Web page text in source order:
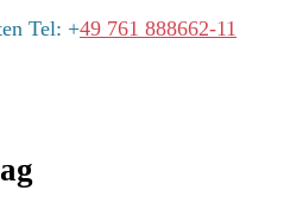
Tel: +49 761 888662-11